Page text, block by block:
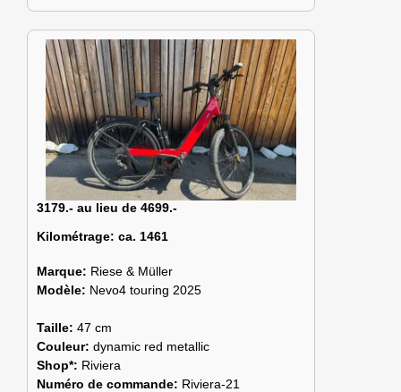
3179.- au lieu de 4699.-
Kilométrage: ca. 1461
Marque: Riese & Müller
Modèle: Nevo4 touring 2025
Taille: 47 cm
Couleur: dynamic red metallic
Shop*: Riviera
Numéro de commande: Riviera-21